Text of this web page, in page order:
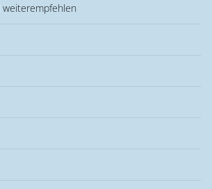
weiterempfehlen